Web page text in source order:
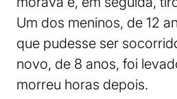
Um dos meninos, de 12
que pudesse ser
novo, de 8 anos, foi
morreu horas depois.